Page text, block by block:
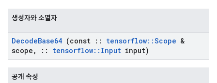
생성자와 소멸자
DecodeBase64 (const :: tensorflow::Scope &
scope , :: tensorflow:: Input input)
공개 속성